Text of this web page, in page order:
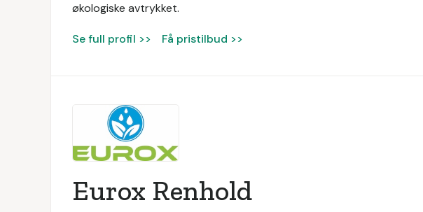
økologiske avtrykket.
Se full profil >> Få pristilbud >>
Eurox Renhold